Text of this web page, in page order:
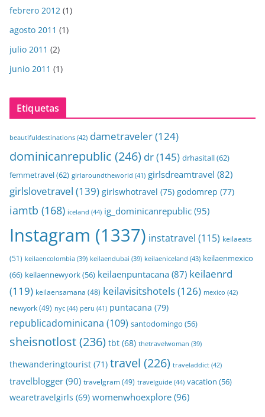
febrero 2012 (1)
agosto 2011 (1)
julio 2011 (2)
junio 2011 (1)
Etiquetas
beautifuldestinations (42) dametraveler(124)
dominicanrepublic (246) dr(145) drhasitall(62)
femmetravel(62) girlaroundtheworld (41) girlsdreamtravel (82)
girlslovetravel (139) girlswhotravel (75) godomrep (77)
iamtb (168) iceland (44) ig_dominicanrepublic (95)
Instagram (1337) instatravel (115) keilaeats
(51) keilaencolombia (39) keilaendubai (39) keilaeniceland (43) keilaenmexico
(66) keilaennewyork(56) keilaenpuntacana (87) keilaenrd
(119) keilaensamana (48) keilavisitshotels(126) mexico (42)
newyork(49) nyc (44) peru (41) puntacana (79)
republicadominicana (109) santodomingo (56)
sheisnotlost(236) tbt (68) thetravelwoman (39)
thewanderingtourist (71) travel (226) traveladdict (42)
travelblogger (90) travelgram(49) travelguide (44) vacation (56)
wearetravelgirls (69) womenwhoexplore(96)